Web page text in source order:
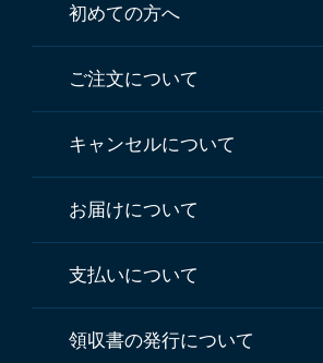
初めての方へ
ご注文について
キャンセルについて
お届けについて
支払いについて
領収書の発行について